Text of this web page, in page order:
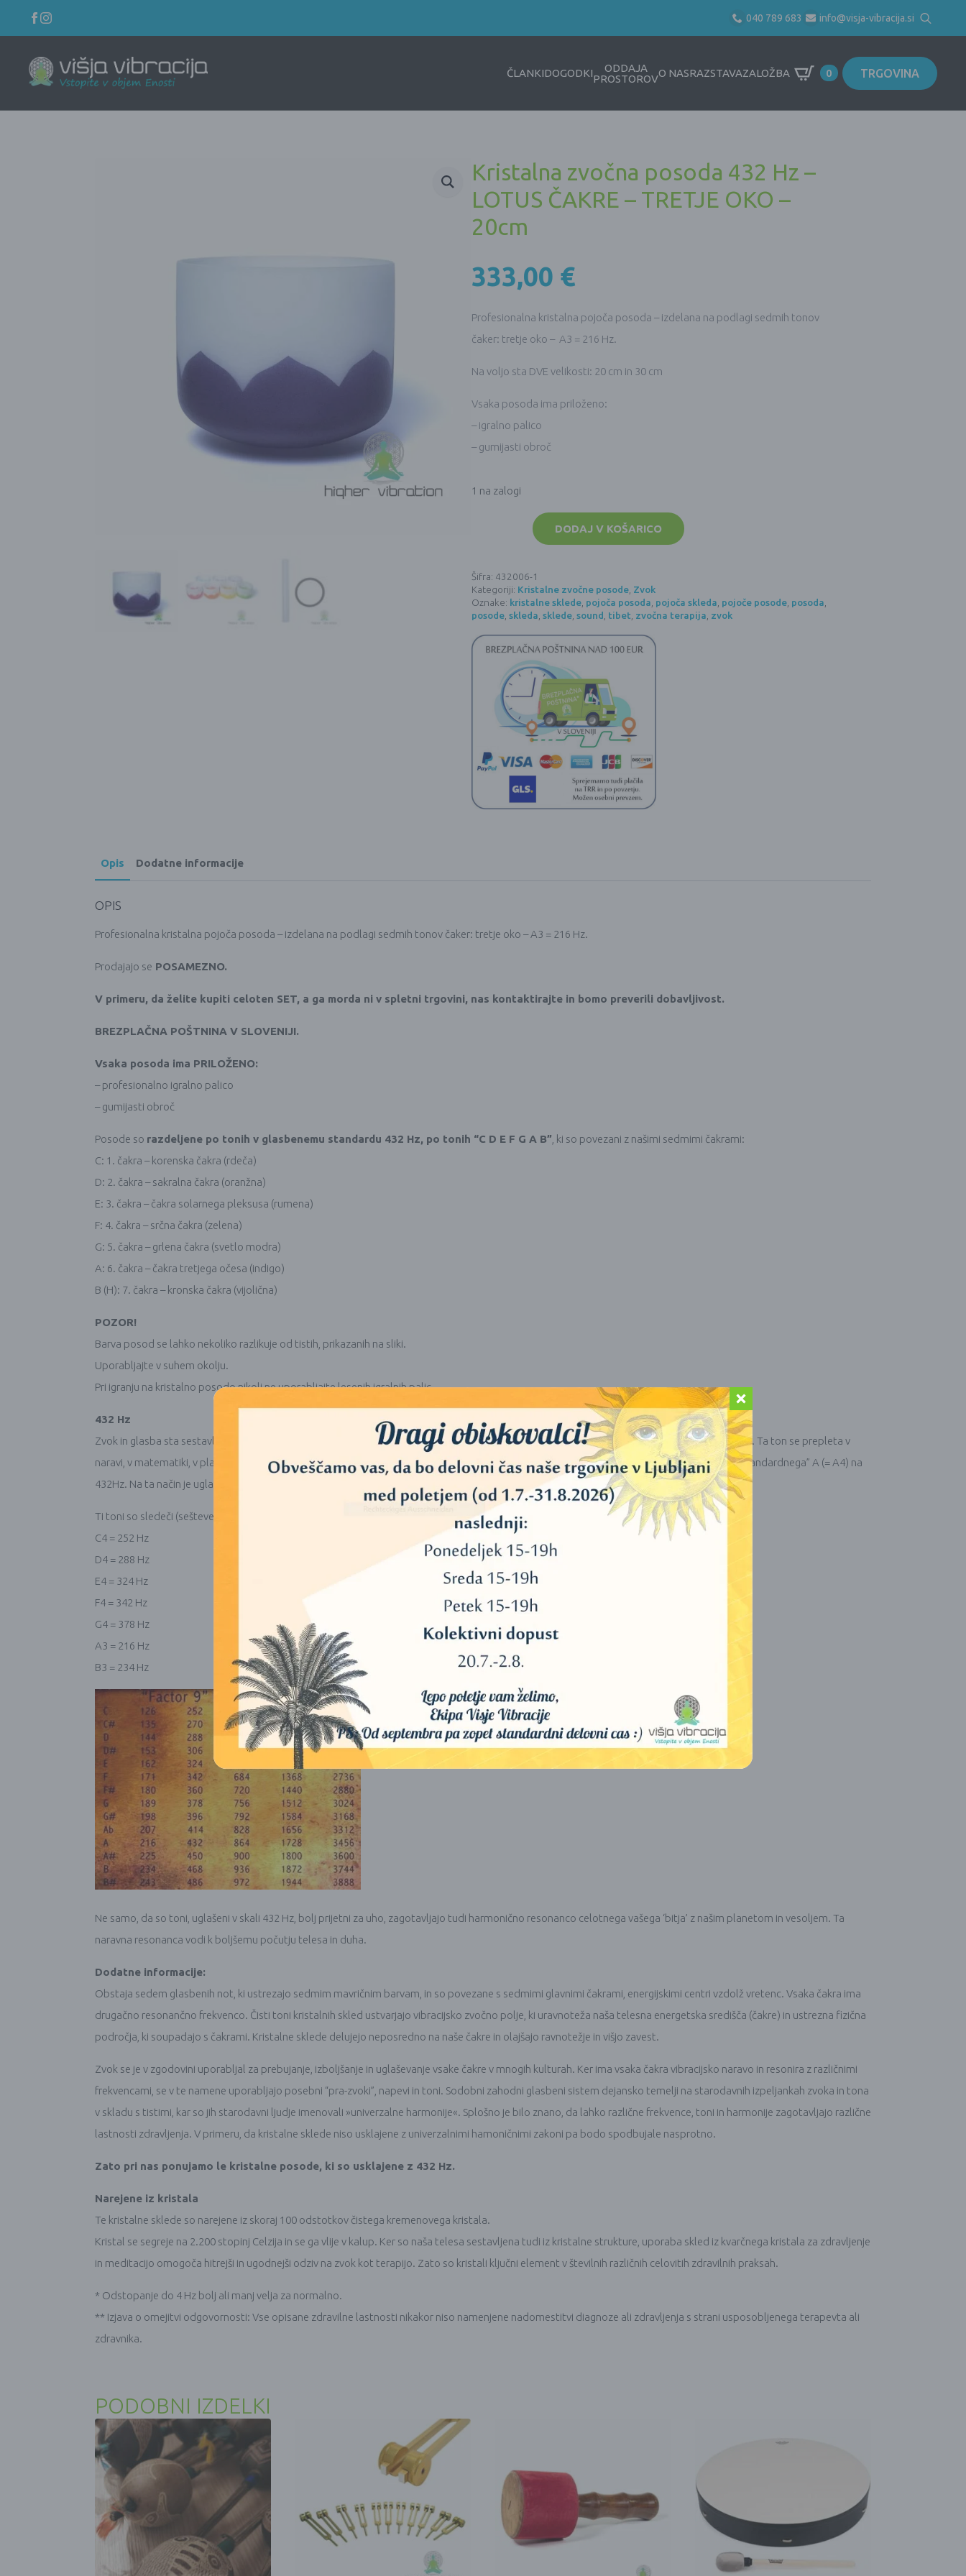
040 789 683 info@visja-vibracija.si
Search
for:
ČLANKIDOGODKI
ODDAJA
PROSTOROVO NASRAZSTAVAZALOŽBA 0 TRGOVINA
Kristalna zvočna posoda 432 Hz –
LOTUS ČAKRE – TRETJE OKO –
20cm
333,00 €
Profesionalna kristalna pojoča posoda – izdelana na podlagi sedmih tonov
čaker: tretje oko – A3 = 216 Hz.
Na voljo sta DVE velikosti: 20 cm in 30 cm
Vsaka posoda ima priloženo:
– igralno palico
– gumijasti obroč
1 na zalogi
-
LOTUS
ČAKRE
-
TRETJE
20cm
DODAJ V KOŠARICO
Šifra: 432006-1
Kategoriji: Kristalne zvočne posode, Zvok
Oznake: kristalne sklede, pojoča posoda, pojoča skleda, pojoče posode, posoda,
posode, skleda, sklede, sound, tibet, zvočna terapija, zvok
Opis Dodatne informacije
OPIS
Profesionalna kristalna pojoča posoda – izdelana na podlagi sedmih tonov čaker: tretje oko – A3 = 216 Hz.
Prodajajo se POSAMEZNO.
V primeru, da želite kupiti celoten SET, a ga morda ni v spletni trgovini, nas kontaktirajte in bomo preverili dobavljivost.
BREZPLAČNA POŠTNINA V SLOVENIJI.
Vsaka posoda ima PRILOŽENO:
– profesionalno igralno palico
– gumijasti obroč
Posode so razdeljene po tonih v glasbenemu standardu 432 Hz, po tonih “C D E F G A B” , ki so povezani z našimi sedmimi čakrami:
C: 1. čakra – korenska čakra (rdeča)
D: 2. čakra – sakralna čakra (oranžna)
E: 3. čakra – čakra solarnega pleksusa (rumena)
F: 4. čakra – srčna čakra (zelena)
G: 5. čakra – grlena čakra (svetlo modra)
A: 6. čakra – čakra tretjega očesa (indigo)
B (H): 7. čakra – kronska čakra (vijolična)
POZOR!
Barva posod se lahko nekoliko razlikuje od tistih, prikazanih na sliki.
Uporabljajte v suhem okolju.
Pri igranju na kristalno posodo nikoli ne uporabljajte lesenih igralnih palic.
432 Hz
Zvok in glasba sta sestavljena iz vibracij. Večje je število vibracij na sekundo, višji je ton. Enota za to je Hertz (Hz). 432 Hz je naravni “ton” vesolja. Ta ton se prepleta v
naravi, v matematiki, v planetarnih orbitah v celotnem vesolju. Vsa klasična glasba Bacha, Brahmsa itd. je bila prvotno izvedena z uporabo “standardnega” A (= A4) na
432Hz. Na ta način je uglašena tudi naša serija kristalnih pojočih skled “432 Hz”.
Ti toni so sledeči (seštevek vseh števk se sešteje v 3, 6 ali 9, tako se lahko vidi, da jezvok v skladu z univerzalnimi vibracijami):
C4 = 252 Hz
D4 = 288 Hz
E4 = 324 Hz
F4 = 342 Hz
G4 = 378 Hz
A3 = 216 Hz
B3 = 234 Hz
Ne samo, da so toni, uglašeni v skali 432 Hz, bolj prijetni za uho, zagotavljajo tudi harmonično resonanco celotnega vašega ‘bitja’ z našim planetom in vesoljem. Ta
naravna resonanca vodi k boljšemu počutju telesa in duha.
Dodatne informacije:
Obstaja sedem glasbenih not, ki ustrezajo sedmim mavričnim barvam, in so povezane s sedmimi glavnimi čakrami, energijskimi centri vzdolž vretenc. Vsaka čakra ima
drugačno resonančno frekvenco. Čisti toni kristalnih skled ustvarjajo vibracijsko zvočno polje, ki uravnoteža naša telesna energetska središča (čakre) in ustrezna fizična
področja, ki soupadajo s čakrami. Kristalne sklede delujejo neposredno na naše čakre in olajšajo ravnotežje in višjo zavest.
Zvok se je v zgodovini uporabljal za prebujanje, izboljšanje in uglaševanje vsake čakre v mnogih kulturah. Ker ima vsaka čakra vibracijsko naravo in resonira z različnimi
frekvencami, se v te namene uporabljajo posebni “pra-zvoki”, napevi in ​​toni. Sodobni zahodni glasbeni sistem dejansko temelji na starodavnih izpeljankah zvoka in tona
v skladu s tistimi, kar so jih starodavni ljudje imenovali »univerzalne harmonije«. Splošno je bilo znano, da lahko različne frekvence, toni in harmonije zagotavljajo različne
lastnosti zdravljenja. V primeru, da kristalne sklede niso usklajene z univerzalnimi hamoničnimi zakoni pa bodo spodbujale nasprotno.
Zato pri nas ponujamo le kristalne posode, ki so usklajene z 432 Hz.
Narejene iz kristala
Te kristalne sklede so narejene iz skoraj 100 odstotkov čistega kremenovega kristala.
Kristal se segreje na 2.200 stopinj Celzija in se ga vlije v kalup. Ker so naša telesa sestavljena tudi iz kristalne strukture, uporaba skled iz kvarčnega kristala za zdravljenje
in meditacijo omogoča hitrejši in ugodnejši odziv na zvok kot terapijo. Zato so kristali ključni element v številnih različnih celovitih zdravilnih praksah.
* Odstopanje do 4 Hz bolj ali manj velja za normalno.
** Izjava o omejitvi odgovornosti: Vse opisane zdravilne lastnosti nikakor niso namenjene nadomestitvi diagnoze ali zdravljenja s strani usposobljenega terapevta ali
zdravnika.
PODOBNI IZDELKI